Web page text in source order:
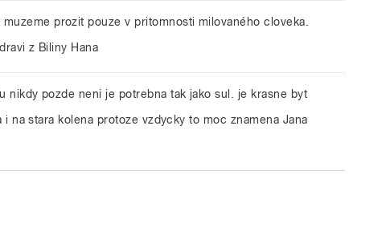
muzeme prozit pouze v pritomnosti milovaného cloveka.
z Biliny Hana
nikdy pozde neni je potrebna tak jako sul. je krasne byt
i na stara kolena protoze vzdycky to moc znamena Jana